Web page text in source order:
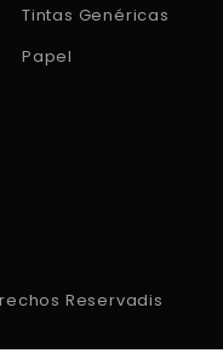
Tintas Genéricas
Papel
Reservadis